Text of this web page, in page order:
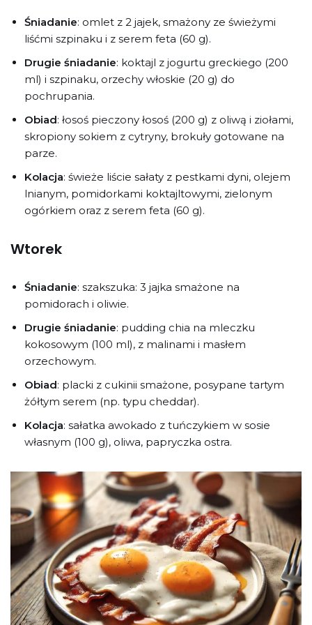
Śniadanie: omlet z 2 jajek, smażony ze świeżymi
liśćmi szpinaku i z serem feta (60 g).
Drugie śniadanie: koktajl z jogurtu greckiego (200
ml) i szpinaku, orzechy włoskie (20 g) do
pochrupania.
Obiad: łosoś pieczony łosoś (200 g) z oliwą i ziołami,
skropiony sokiem z cytryny, brokuły gotowane na
parze.
Kolacja: świeże liście sałaty z pestkami dyni, olejem
lnianym, pomidorkami koktajltowymi, zielonym
ogórkiem oraz z serem feta (60 g).
Wtorek
Śniadanie: szakszuka: 3 jajka smażone na
pomidorach i oliwie.
Drugie śniadanie: pudding chia na mleczku
kokosowym (100 ml), z malinami i masłem
orzechowym.
Obiad: placki z cukinii smażone, posypane tartym
żółtym serem (np. typu cheddar).
Kolacja: sałatka awokado z tuńczykiem w sosie
własnym (100 g), oliwa, papryczka ostra.